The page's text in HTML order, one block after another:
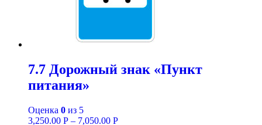
7.7 Дорожный знак «Пункт
питания»
Оценка 0 из 5
3,250.00 Р – 7,050.00 Р